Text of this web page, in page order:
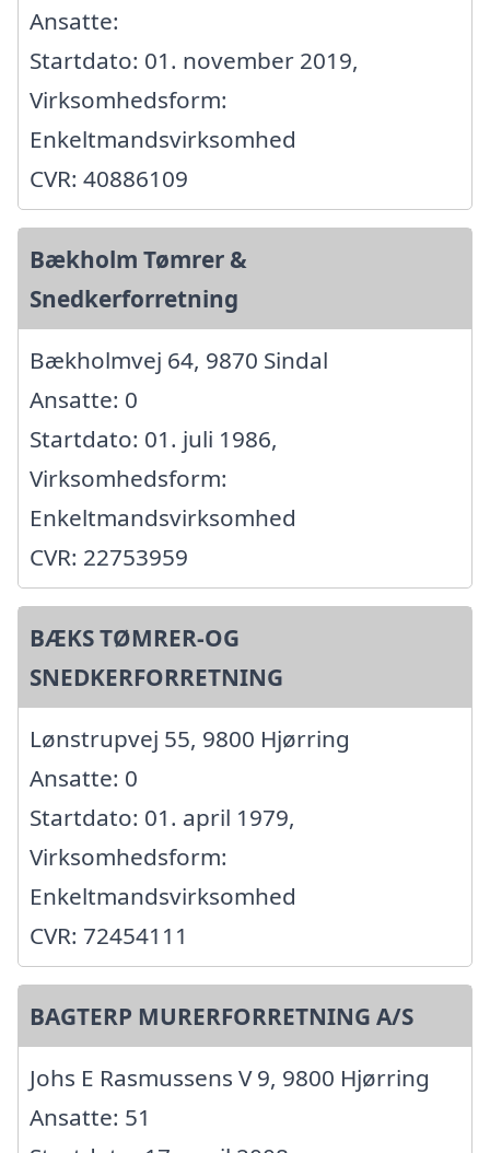
Ansatte:
Startdato: 01. november 2019,
Virksomhedsform:
Enkeltmandsvirksomhed
CVR: 40886109
Bækholm Tømrer &
Snedkerforretning
Bækholmvej 64, 9870 Sindal
Ansatte: 0
Startdato: 01. juli 1986,
Virksomhedsform:
Enkeltmandsvirksomhed
CVR: 22753959
BÆKS TØMRER-OG
SNEDKERFORRETNING
Lønstrupvej 55, 9800 Hjørring
Ansatte: 0
Startdato: 01. april 1979,
Virksomhedsform:
Enkeltmandsvirksomhed
CVR: 72454111
BAGTERP MURERFORRETNING A/S
Johs E Rasmussens V 9, 9800 Hjørring
Ansatte: 51